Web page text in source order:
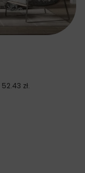
52.43 zł.